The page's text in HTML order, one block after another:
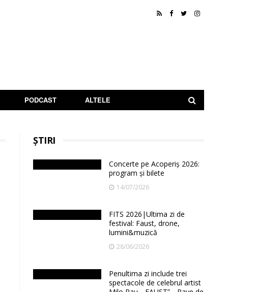
PODCAST ALTELE
ȘTIRI
Concerte pe Acoperiș 2026:
program și bilete
14/07/2026
FITS 2026|Ultima zi de
festival: Faust, drone,
lumini&muzică
28/06/2026
Penultima zi include trei
spectacole de celebrul artist